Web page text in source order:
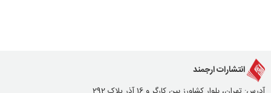
انتشارات ارجمند